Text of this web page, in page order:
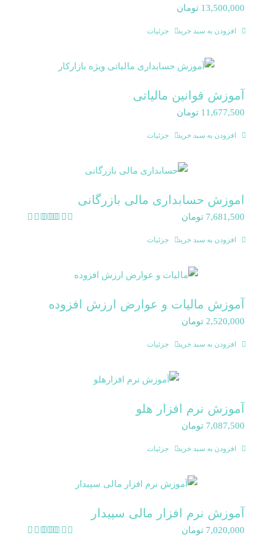
13,500,000 تومان
افزودن به سبد خرید جزئیات
آموزش قوانین مالیاتی
11,677,500 تومان
افزودن به سبد خرید جزئیات
اموزش حسابداری مالی بازرگانی
7,681,500 تومان
افزودن به سبد خرید جزئیات
آموزش مالیات و عوارض ارزش افزوده
2,520,000 تومان
افزودن به سبد خرید جزئیات
آموزش نرم افزار هلو
7,087,500 تومان
افزودن به سبد خرید جزئیات
آموزش نرم افزار مالی سپیدار
7,020,000 تومان